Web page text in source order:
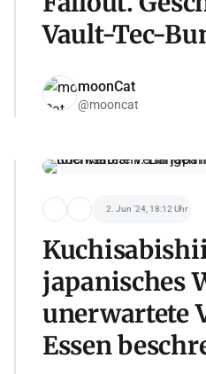
Vault-Tec-
moonCat
@mooncat
2. Jun '24, 18:12 Uhr
japanisches
unerwartete
Essen